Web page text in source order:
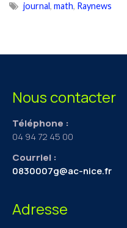
journal, math, Raynews
Nous contacter
Téléphone :
04 94 72 45 00
Courriel :
0830007g@ac-nice.fr
Adresse